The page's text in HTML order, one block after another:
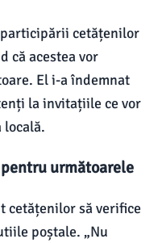
cetățenilor
că acestea vor
El i-a îndemnat
la invitațiile ce vor
următoarele
cetățenilor să verifice
poștale. „Nu